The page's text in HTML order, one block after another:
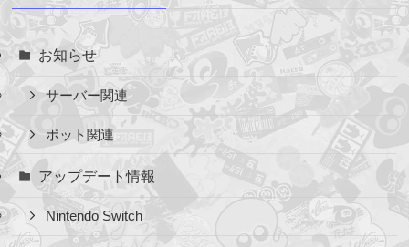
ブ
お知らせ
サーバー関連
ボット関連
アップデート情報
Nintendo Switch